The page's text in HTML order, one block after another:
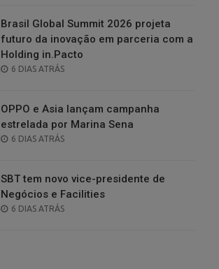
Brasil Global Summit 2026 projeta
futuro da inovação em parceria com a
Holding in.Pacto
POSTED
6 DIAS ATRÁS
OPPO e Asia lançam campanha
estrelada por Marina Sena
POSTED
6 DIAS ATRÁS
SBT tem novo vice-presidente de
Negócios e Facilities
POSTED
6 DIAS ATRÁS